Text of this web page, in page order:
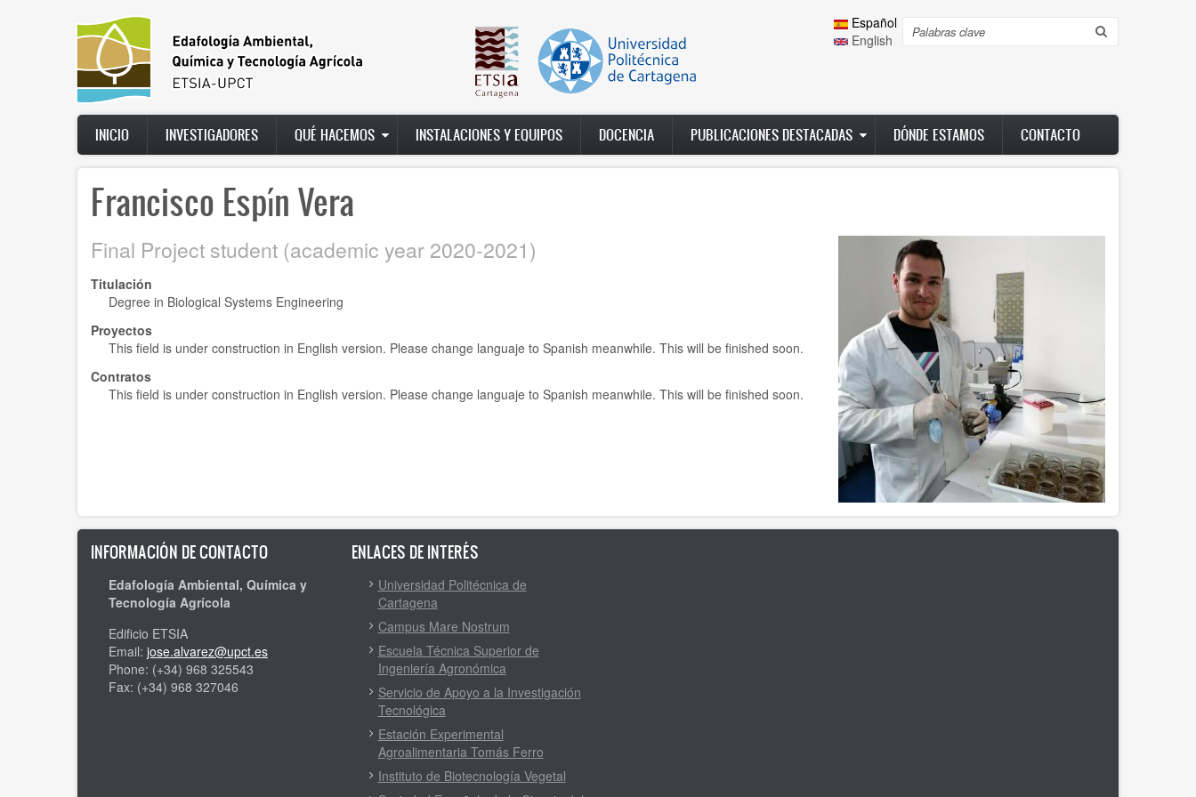
Search
Español
English
Main
navigation
INICIO INVESTIGADORES QUÉ HACEMOS INSTALACIONES Y EQUIPOS DOCENCIA PUBLICACIONES DESTACADAS DÓNDE ESTAMOS CONTACTO
Francisco Espín Vera
Final Project student (academic year 2020-2021)
Titulación
Degree in Biological Systems Engineering
Proyectos
This field is under construction in English version. Please change languaje to Spanish meanwhile. This will be finished soon.
Contratos
This field is under construction in English version. Please change languaje to Spanish meanwhile. This will be finished soon.
INFORMACIÓN DE CONTACTO
Edafología Ambiental, Química y
Tecnología Agrícola
Edificio ETSIA
Email: jose.alvarez@upct.es
Phone: (+34) 968 325543
Fax: (+34) 968 327046
ENLACES DE INTERÉS
Universidad Politécnica de
Cartagena
Campus Mare Nostrum
Escuela Técnica Superior de
Ingeniería Agronómica
Servicio de Apoyo a la Investigación
Tecnológica
Estación Experimental
Agroalimentaria Tomás Ferro
Instituto de Biotecnología Vegetal